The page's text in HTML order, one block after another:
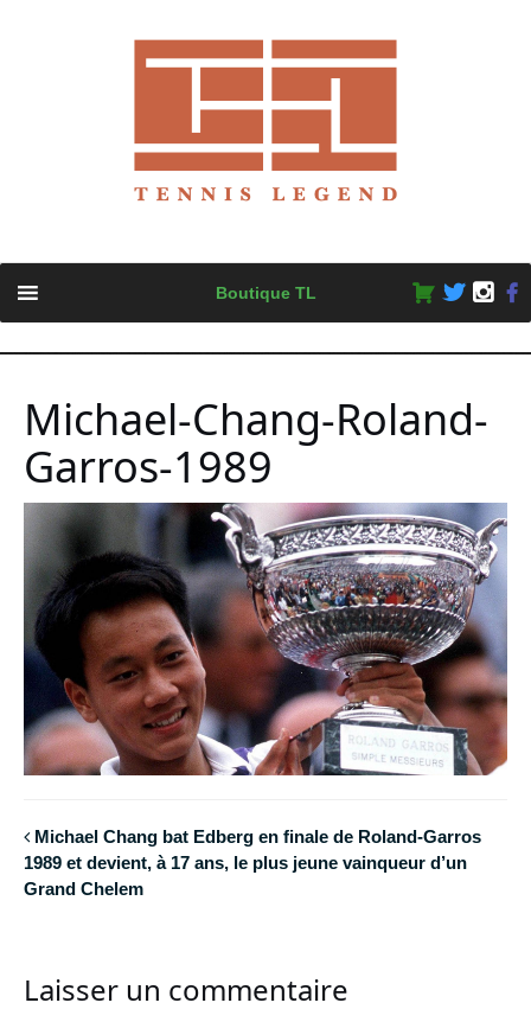
content
Boutique TL
Michael-Chang-Roland-
Garros-1989
Michael Chang bat Edberg en finale de Roland-Garros
1989 et devient, à 17 ans, le plus jeune vainqueur d’un
Grand Chelem
Laisser un commentaire